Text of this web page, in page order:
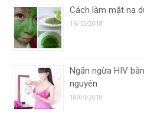
Cách làm mặt nạ
16/10/2018
Ngăn ngừa HIV
nguyên
18/04/2018